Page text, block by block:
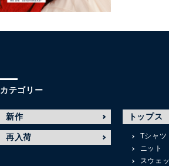
カテゴリー
新作
再入荷
トップス
Tシャツ
ニット
スウェ